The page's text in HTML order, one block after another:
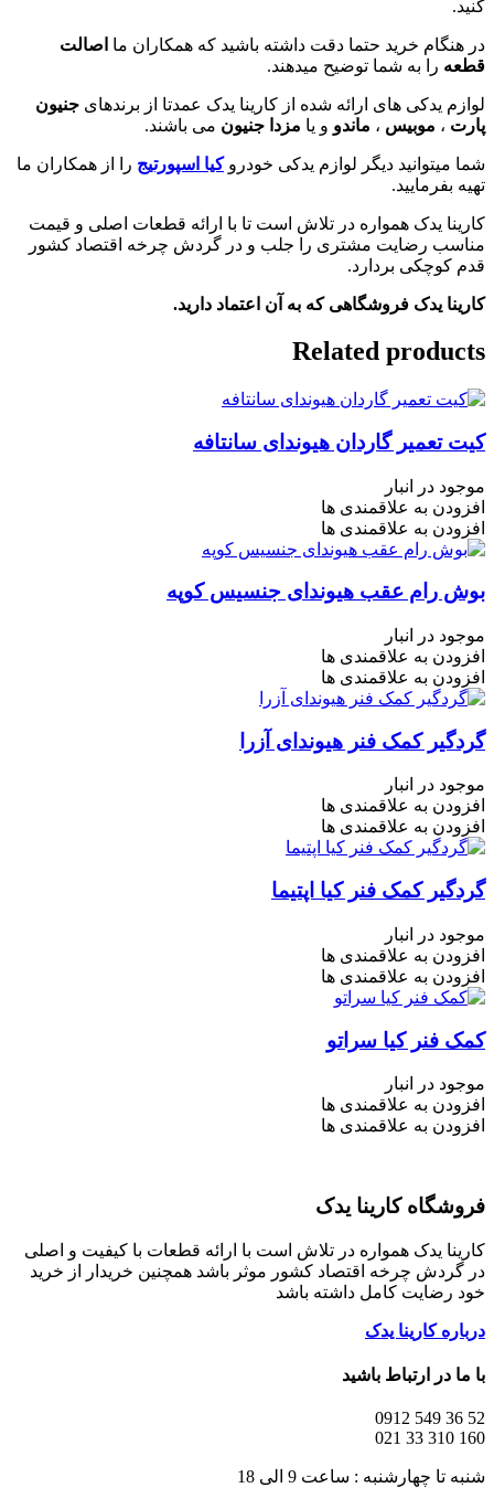
کنید.
در هنگام خرید حتما دقت داشته باشید که همکاران ما اصالت
قطعه را به شما توضیح میدهند.
لوازم یدکی های ارائه شده از کارینا یدک عمدتا از برندهای جنیون
پارت ، موبیس ، ماندو و یا مزدا جنیون می باشند.
شما میتوانید دیگر لوازم یدکی خودروکیا اسپورتیج را از همکاران ما
تهیه بفرمایید.
کارینا یدک همواره در تلاش است تا با ارائه قطعات اصلی و قیمت
مناسب رضایت مشتری را جلب و در گردش چرخه اقتصاد کشور
قدم کوچکی بردارد.
کارینا یدک فروشگاهی که به آن اعتماد دارید.
Related products
کیت تعمیر گاردان هیوندای سانتافه
موجود در انبار
افزودن به علاقمندی ها
افزودن به علاقمندی ها
بوش رام عقب هیوندای جنسیس کوپه
موجود در انبار
افزودن به علاقمندی ها
افزودن به علاقمندی ها
گردگیر کمک فنر هیوندای آزرا
موجود در انبار
افزودن به علاقمندی ها
افزودن به علاقمندی ها
گردگیر کمک فنر کیا اپتیما
موجود در انبار
افزودن به علاقمندی ها
افزودن به علاقمندی ها
کمک فنر کیا سراتو
موجود در انبار
افزودن به علاقمندی ها
افزودن به علاقمندی ها
فروشگاه کارینا یدک
کارینا یدک همواره در تلاش است با ارائه قطعات با کیفیت و اصلی
در گردش چرخه اقتصاد کشور موثر باشد همچنین خریدار از خرید
خود رضایت کامل داشته باشد
درباره کارینا یدک
با ما در ارتباط باشید
52 36 549 0912
160 310 33 021
شنبه تا چهارشنبه : ساعت 9 الی 18